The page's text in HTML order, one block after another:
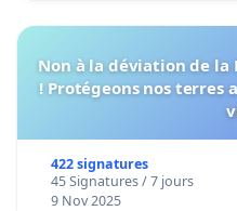
Non à la déviation de la
! Protégeons nos terres
422 signatures
45 Signatures / 7 jours
9 Nov 2025